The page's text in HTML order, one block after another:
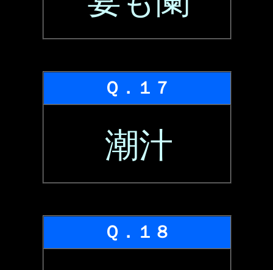
Ｑ．１７
潮汁
Ｑ．１８